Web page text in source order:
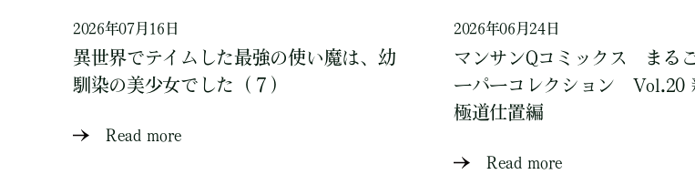
2026年07月16日
異世界でテイムした最強の使い魔は、幼
馴染の美少女でした（７）
Read more
2026年06月24日
マンサンQコミックス まる
ーパーコレクション Vol.20
極道仕置編
Read more